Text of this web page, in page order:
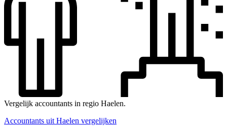
Vergelijk accountants in regio Haelen.
Accountants uit Haelen vergelijken